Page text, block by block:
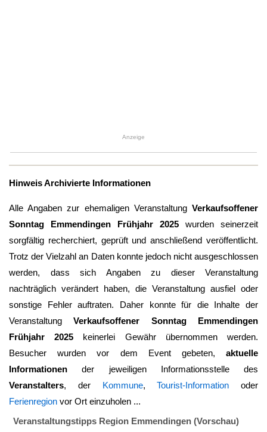
Anzeige
Hinweis Archivierte Informationen
Alle Angaben zur ehemaligen Veranstaltung Verkaufsoffener
Sonntag Emmendingen Frühjahr 2025 wurden seinerzeit
sorgfältig recherchiert, geprüft und anschließend veröffentlicht.
Trotz der Vielzahl an Daten konnte jedoch nicht ausgeschlossen
werden, dass sich Angaben zu dieser Veranstaltung
nachträglich verändert haben, die Veranstaltung ausfiel oder
sonstige Fehler auftraten. Daher konnte für die Inhalte der
VeranstaltungVerkaufsoffener Sonntag Emmendingen
Frühjahr 2025 keinerlei Gewähr übernommen werden.
Besucher wurden vor dem Event gebeten, aktuelle
Informationen der jeweiligen Informationsstelle des
Veranstalters, der Kommune,Tourist-Information oder
Ferienregion vor Ort einzuholen ...
Veranstaltungstipps Region Emmendingen (Vorschau)